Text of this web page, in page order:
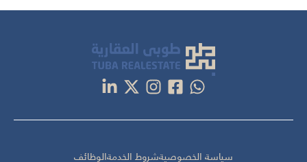
سياسة الخصوصيةشروط الخدمةالوظائف